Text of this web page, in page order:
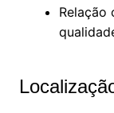
Relação